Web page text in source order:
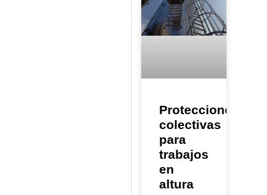
Protecciones
colectivas
para
trabajos
en
altura